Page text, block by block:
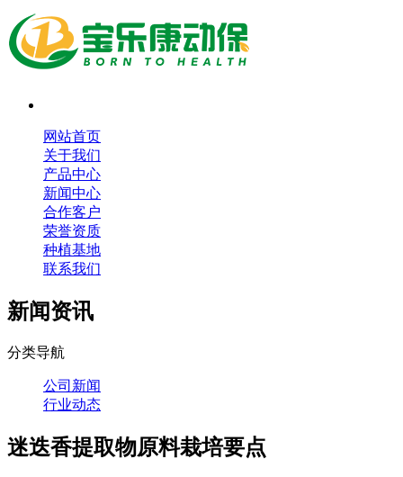
网站首页
关于我们
产品中心
新闻中心
合作客户
荣誉资质
种植基地
联系我们
新闻资讯
分类导航
公司新闻
行业动态
迷迭香提取物原料栽培要点